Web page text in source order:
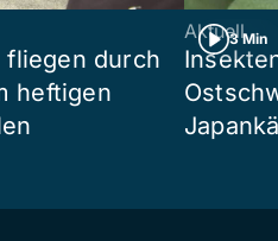
fliegen durch
heftigen
3 Min
Aktuell